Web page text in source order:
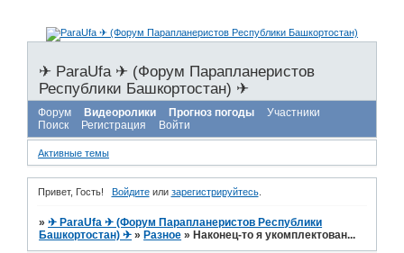
✈ ParaUfa ✈ (Форум Парапланеристов
Республики Башкортостан) ✈
Форум Видеоролики Прогноз погоды
Участники
Поиск
Регистрация Войти
Активные темы
Привет, Гость! Войдитеили зарегистрируйтесь.
»✈ ParaUfa ✈ (Форум Парапланеристов Республики
Башкортостан) ✈ » Разное » Наконец-то я укомплектован...